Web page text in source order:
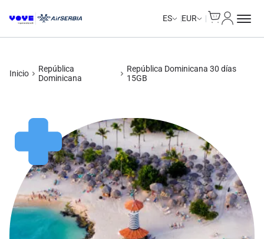
ES EUR
Inicio
República
Dominicana
República Dominicana 30 días
15GB